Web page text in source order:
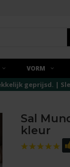
VORM
geprijsd. |
Sal
kleur